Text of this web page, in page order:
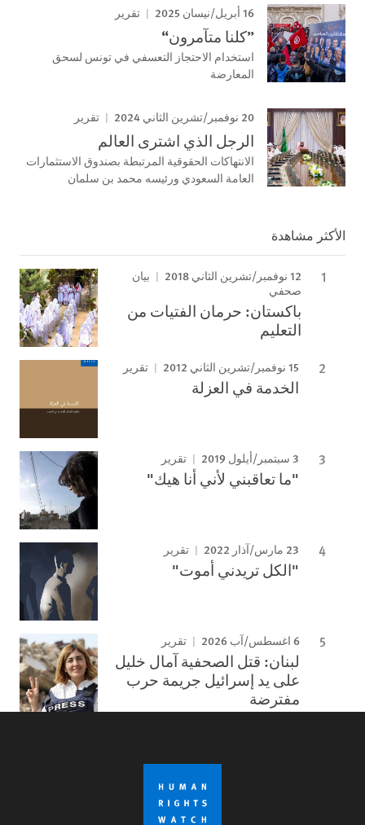
16 أبريل/نيسان 2025 تقرير
”كلنا متآمرون“
استخدام الاحتجاز التعسفي في تونس لسحق
المعارضة
20 نوفمبر/تشرين الثاني 2024 تقرير
الرجل الذي اشترى العالم
الانتهاكات الحقوقية المرتبطة بصندوق الاستثمارات
العامة السعودي ورئيسه محمد بن سلمان
الأكثر مشاهدة
12 نوفمبر/تشرين الثاني 2018
بيان
صحفي
باكستان: حرمان الفتيات من
التعليم
15 نوفمبر/تشرين الثاني 2012 تقرير
الخدمة في العزلة
3 سبتمبر/أيلول 2019 تقرير
"ما تعاقبني لأني أنا هيك"
23 مارس/آذار 2022 تقرير
"الكل تريدني أموت"
6 اغسطس/آب 2026 تقرير
لبنان: قتل الصحفية آمال خليل
على يد إسرائيل جريمة حرب
مفترضة